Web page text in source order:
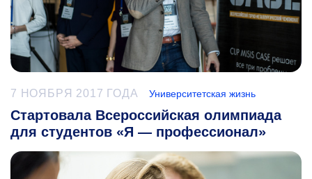
7 НОЯБРЯ 2017 ГОДА Университетская жизнь
Стартовала Всероссийская олимпиада
для студентов «Я — профессионал»